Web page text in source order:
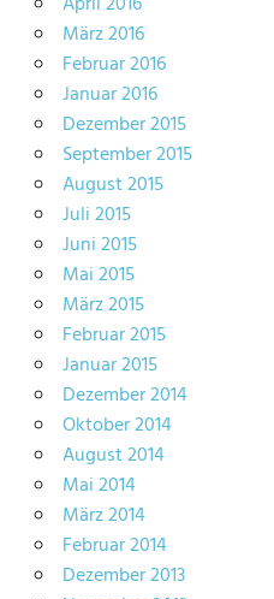
März 2016
Februar 2016
Januar 2016
Dezember 2015
September 2015
August 2015
Juli 2015
Juni 2015
Mai 2015
März 2015
Februar 2015
Januar 2015
Dezember 2014
Oktober 2014
August 2014
Mai 2014
März 2014
Februar 2014
Dezember 2013